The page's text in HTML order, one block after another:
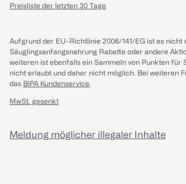
Preisliste der letzten 30 Tage
Aufgrund der EU-Richtlinie 2006/141/EG ist es nicht
Säuglingsanfangsnahrung Rabatte oder andere
weiteren ist ebenfalls ein Sammeln von Punkten für
nicht erlaubt und daher nicht möglich. Bei weiteren
das BIPA Kundenservice.
MwSt. gesenkt
Meldung möglicher illegaler Inhalte